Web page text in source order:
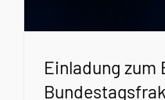
Einladung zum